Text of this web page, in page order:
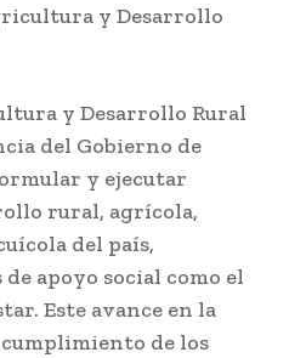
y Desarrollo
y Desarrollo Rural
del Gobierno de
y ejecutar
rural, agrícola,
del país,
apoyo social como el
Este avance en la
de los